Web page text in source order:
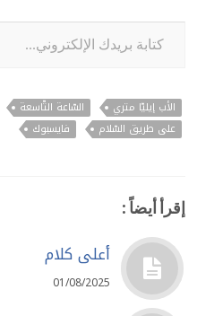
كتابة بريدك الإلكتروني...
الأب إيليّا متري السّاعة التّاسعة
على طريق السّلام
فايسبوك
إقرأ أيضاً :
أعلى كلام
01/08/2025